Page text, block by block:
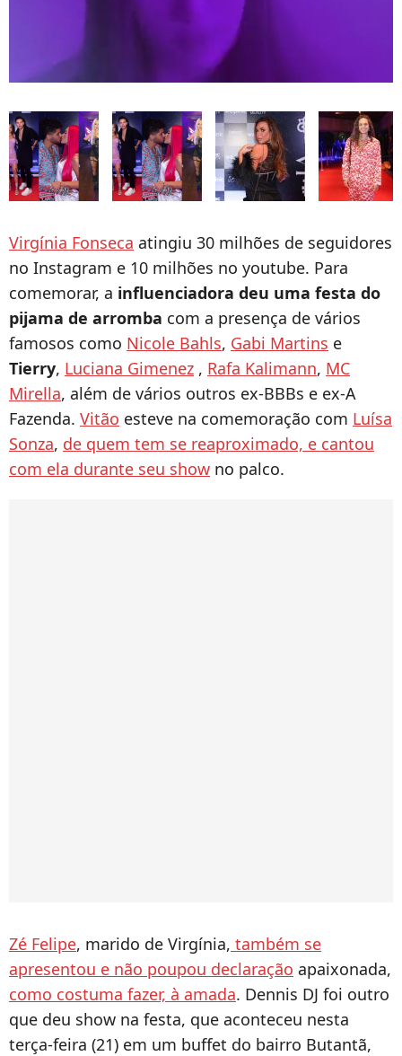
Virgínia Fonseca atingiu 30 milhões de seguidores
no Instagram e 10 milhões no youtube. Para
comemorar, a influenciadora deu uma festa do
pijama de arromba com a presença de vários
famosos como Nicole Bahls, Gabi Martins e
Tierry, Luciana Gimenez , Rafa Kalimann, MC
Mirella, além de vários outros ex-BBBs e ex-A
Fazenda. Vitão esteve na comemoração com Luísa
Sonza, de quem tem se reaproximado, e cantou
com ela durante seu show no palco.
Zé Felipe, marido de Virgínia, também se
apresentou e não poupou declaração apaixonada,
como costuma fazer, à amada. Dennis DJ foi outro
que deu show na festa, que aconteceu nesta
terça-feira (21) em um buffet do bairro Butantã,